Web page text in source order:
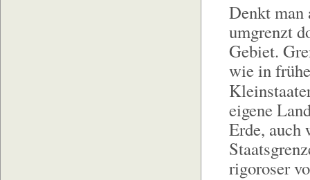
Denkt man
umgrenzt
Gebiet.
wie in
eigene
Erde, auch
rigoroser